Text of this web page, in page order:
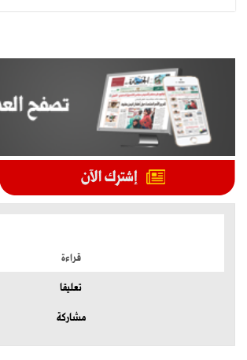
قراءة
تعليقا
مشاركة